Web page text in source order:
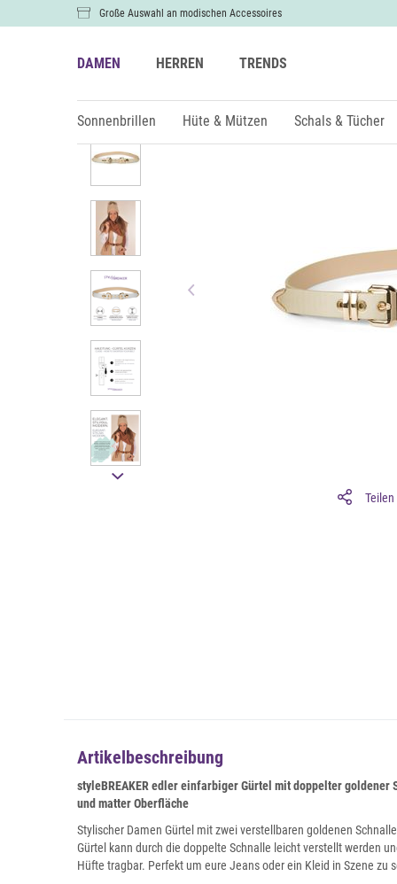
Große Auswahl an modischen Accessoires
DAMEN HERREN TRENDS
Sonnenbrillen Hüte & Mützen Schals & Tücher
Teilen
Artikelbeschreibung
styleBREAKER edler einfarbiger Gürtel mit doppelter
und matter Oberfläche
Stylischer Damen Gürtel mit zwei verstellbaren goldenen
Gürtel kann durch die doppelte Schnalle leicht verstellt werden
Hüfte tragbar. Perfekt um eure Jeans oder ein Kleid in Szene zu